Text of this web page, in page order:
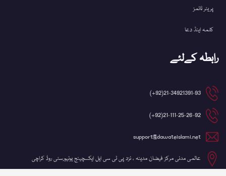
پریئر ٹائمز
کلمہ اینڈ دعا
رابطہ کےلئے
21-34921391-93(92+)
21-111-25-26-92(92+)
support@dawateislami.net
عالمی مدنی مرکز فیضان مدینہ ، نزد پی ٹی سی ایل ایکسچینج یونیورسٹی روڈ کراچی